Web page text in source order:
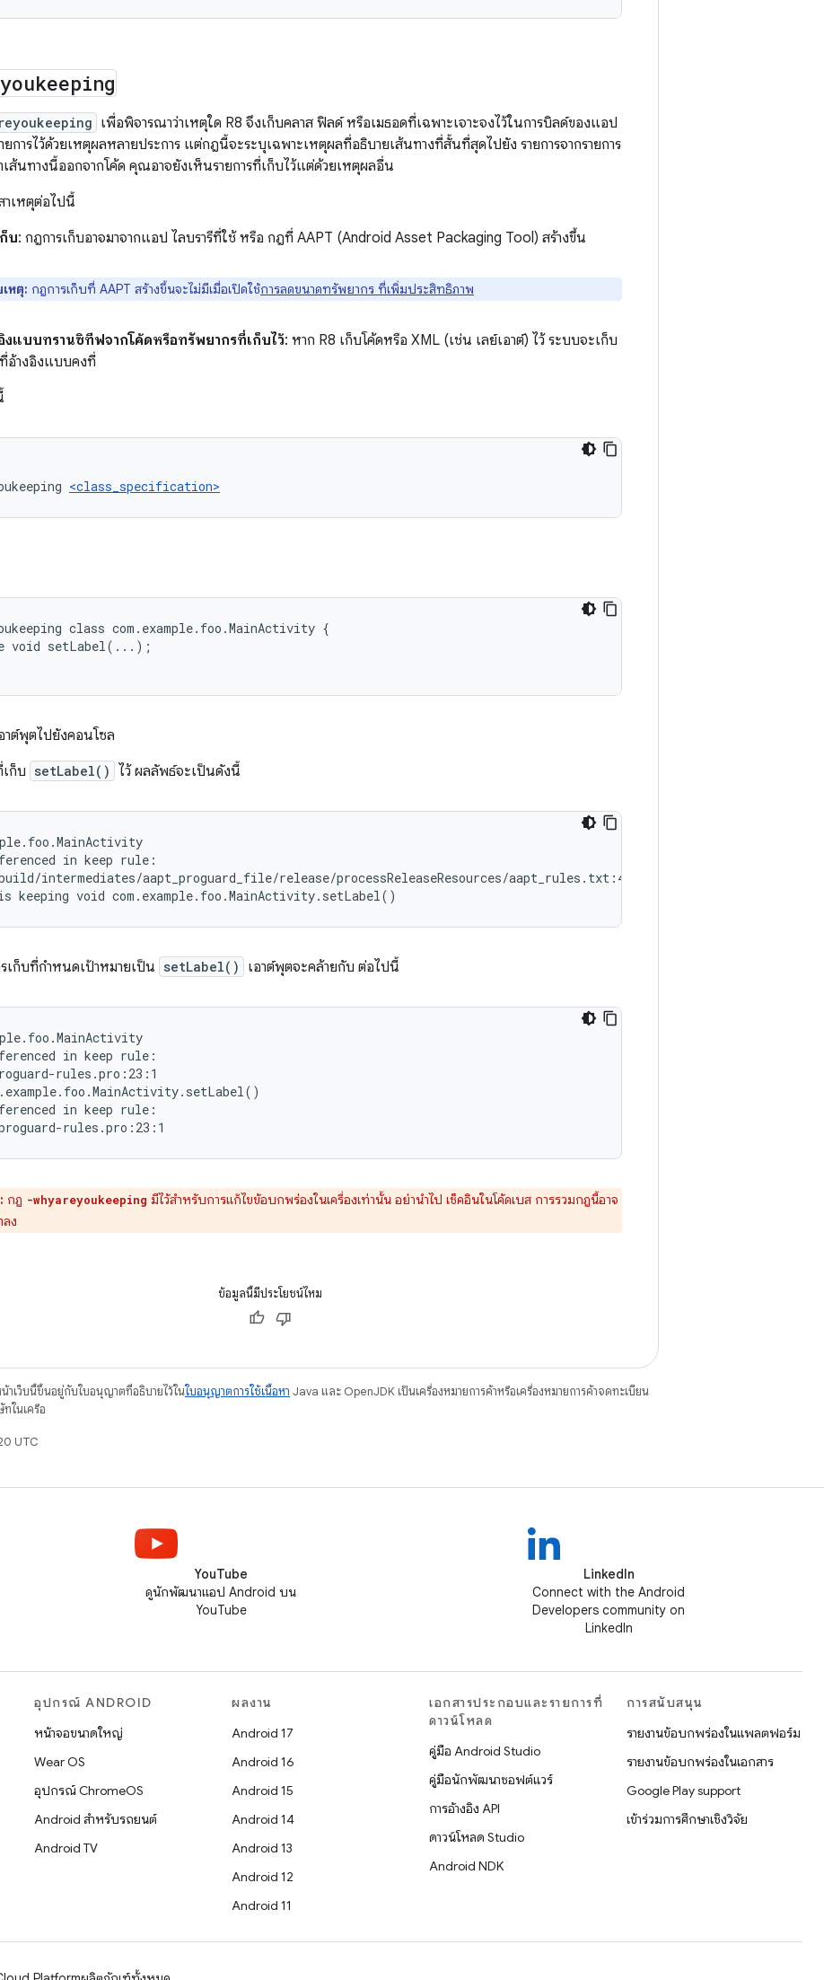
เพื่อพิจารณาว่าเหตุใด R8 จึงเก็บคลาส ฟิลด์ หรือเมธอดที่เฉพาะเจาะจงไว้ในการบิลด์ของแอป
ยการไว้ด้วยเหตุผลหลายประการ แต่กฎนี้จะระบุเฉพาะเหตุผลที่อธิบายเส้นทางที่สั้นที่สุดไปยัง รายการจากรายการ
เส้นทางนี้ออกจากโค้ด คุณอาจยังเห็นรายการที่เก็บไว้แต่ด้วยเหตุผลอื่น
าเหตุต่อไปนี้
บ: กฎการเก็บอาจมาจากแอป ไลบรารีที่ใช้ หรือ กฎที่ AAPT (Android Asset Packaging Tool) สร้างขึ้น
หตุ: กฎการเก็บที่ AAPT สร้างขึ้นจะไม่มีเมื่อเปิดใช้การลดขนาดทรัพยากร ที่เพิ่มประสิทธิภาพ
งแบบทรานซิทีฟจากโค้ดหรือทรัพยากรที่เก็บไว้: หาก R8 เก็บโค้ดหรือ XML (เช่น เลย์เอาต์) ไว้ ระบบจะเก็บ
อ้างอิงแบบคงที่
<class_specification>
class com.example.foo.MainActivity {
void setLabel(...);
ต์พุตไปยังคอนโซล
ก็บ setLabel() ไว้ ผลลัพธ์จะเป็นดังนี้
in keep rule:
intermediates/aapt_proguard_file/release/processReleaseResources/aapt_rules.txt:4:1
ก็บที่กำหนดเป้าหมายเป็น setLabel() เอาต์พุตจะคล้ายกับ ต่อไปนี้
in keep rule:
rules.pro:23:1
in keep rule:
กฎ -whyareyoukeeping มีไว้สำหรับการแก้ไขข้อบกพร่องในเครื่องเท่านั้น อย่านำไป เช็คอินในโค้ดเบส การรวมกฎนี้อาจ
ลง
ข้อมูลนี้มีประโยชน์ไหม
น้าเว็บนี้ขึ้นอยู่กับใบอนุญาตที่อธิบายไว้ในใบอนุญาตการใช้เนื้อหา Java และ OpenJDK เป็นเครื่องหมายการค้าหรือเครื่องหมายการค้าจดทะเบียน
ในเครือ
UTC
YouTube
ดูนักพัฒนาแอป Android บน
YouTube
LinkedIn
Connect with the Android
Developers community on
LinkedIn
อุปกรณ์ ANDROID
หน้าจอขนาดใหญ่
Wear OS
อุปกรณ์ ChromeOS
Android สำหรับรถยนต์
Android TV
ผลงาน
Android 17
Android 16
Android 15
Android 14
Android 13
Android 12
Android 11
เอกสารประกอบและรายการที่
ดาวน์โหลด
คู่มือ Android Studio
คู่มือนักพัฒนาซอฟต์แวร์
การอ้างอิง API
ดาวน์โหลด Studio
Android NDK
การสนับสนุน
รายงานข้อบกพร่องในแพลตฟอร์ม
รายงานข้อบกพร่องในเอกสาร
Google Play support
เข้าร่วมการศึกษาเชิงวิจัย